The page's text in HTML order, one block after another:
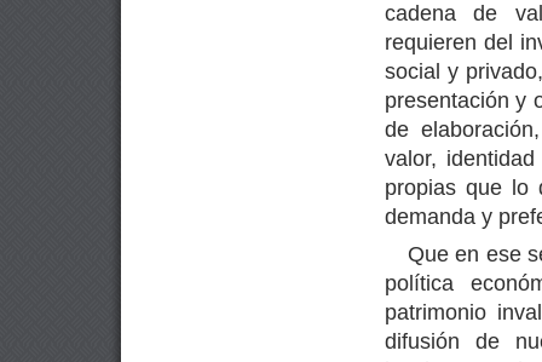
cadena de
requieren del
social y
presentación y
de
valor,
propias que lo
demanda y
Que en ese
política
patrimonio
difusión de